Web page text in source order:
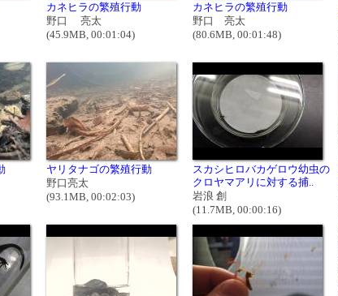
カネヒラの繁殖行動
野口 亮太
(45.9MB, 00:01:04)
カネヒラの繁殖行動
野口 亮太
(80.6MB, 00:01:48)
ヤリタナゴの繁殖行動
野口亮太
(93.1MB, 00:02:03)
スカシヒロバカゲロウ幼虫の
クロヤマアリに対する捕..
岩浪 創
(11.7MB, 00:00:16)